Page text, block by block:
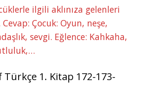
ilgili aklınıza gelenleri
Çocuk: Oyun, neşe,
sevgi. Eğlence: Kahkaha,
Türkçe 1. Kitap 172-173-